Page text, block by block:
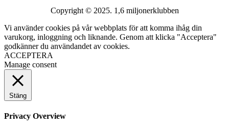
Copyright © 2025. 1,6 miljonerklubben
Vi använder cookies på vår webbplats för att komma ihåg din
varukorg, inloggning och liknande. Genom att klicka "Acceptera"
godkänner du användandet av cookies.
ACCEPTERA
Manage consent
Stäng
Privacy Overview